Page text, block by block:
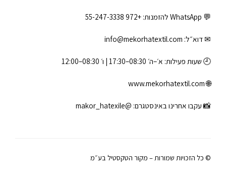
💬 WhatsApp להזמנות: +972 55-247-3338
✉ דוא״ל: info@mekorhatextil.com
🕘 שעות פעילות: א׳–ה׳ 08:30–17:30 | ו׳ 08:30–12:00
🌐
www.mekorhatextil.com
📸 עקבו אחרינו באינסטגרם: @makor_hatexile
© כל הזכויות שמורות – מקור הטקסטיל בע״מ